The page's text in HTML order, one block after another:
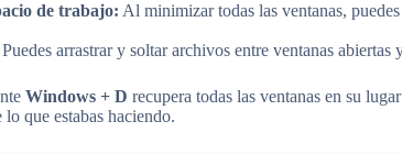
de trabajo: Al minimizar todas las ventanas,
Puedes arrastrar y soltar archivos entre ventanas
Windows + D recupera todas las ventanas en su
que estabas haciendo.